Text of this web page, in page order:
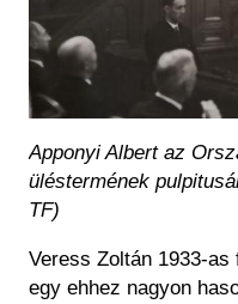
Apponyi Albert az
üléstermének
TF)
Veress Zoltán 1933-
egy ehhez nagyon